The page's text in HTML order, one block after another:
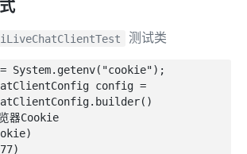
测试类
System.getenv("cookie");
config =